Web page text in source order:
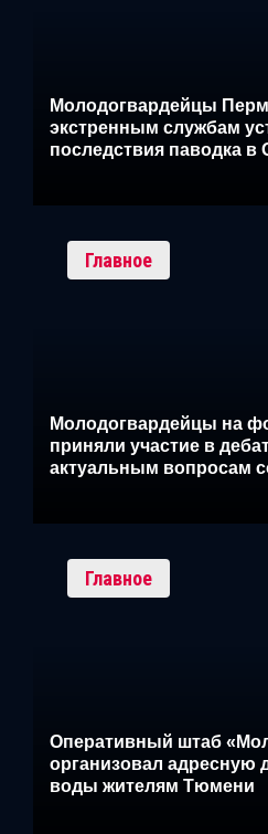
Молодогвардейцы
экстренным службам
последствия паводка в
Главное
Молодогвардейцы на
приняли участие в
актуальным вопросам
Главное
Оперативный штаб
организовал адресную
воды жителям Тюмени